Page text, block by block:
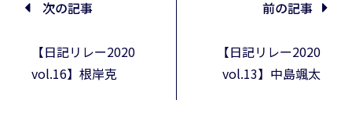
次の記事
【日記リレー2020
vol.16】根岸克
前の記事
【日記リレー2020
vol.13】中島颯太